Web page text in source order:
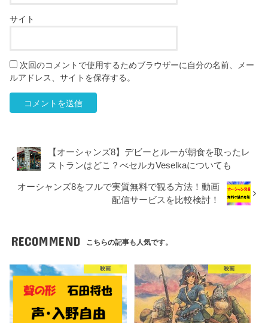
サイト
次回のコメントで使用するためブラウザーに自分の名前、メー
ルアドレス、サイトを保存する。
【オーシャンズ8】デビーとルーが朝食を取ったレ
ストランはどこ？べセルカVeselkaについても
オーシャンズ8をフルで実質無料で観る方法！動画
配信サービスを比較検討！
RECOMMEND こちらの記事も人気です。
映画 映画